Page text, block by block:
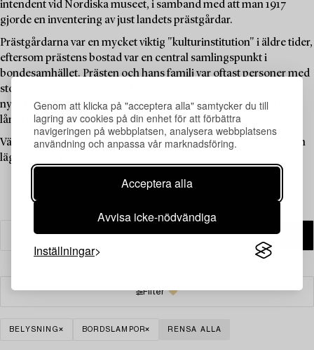
Genom att klicka på "acceptera alla" samtycker du till
lagring av cookies på din enhet för att förbättra
navigeringen på webbplatsen, analysera webbplatsens
användning och anpassa vår marknadsföring.
Acceptera alla
Avvisa icke-nödvändiga
Inställningar
intendent vid Nordiska museet, i samband med att man 1917
gjorde en inventering av just landets prästgårdar.
Prästgårdarna var en mycket viktig "kulturinstitution" i äldre tider,
eftersom prästens bostad var en central samlingspunkt i
bondesamhället. Prästen och hans familj var oftast personer med
stor läskunnighet som kunde förmedla bildning, kunskap och
nyheter, och prästgården fungerade därför som ett "kulturhus"
långt innan sådana fanns tillgängliga för allmänheten.
Välkommen att utforska de unika föremålen i denna auktion och
lägg ett bud på dina favoriter.
Filter
BELYSNING BORDSLAMPOR RENSA ALLA